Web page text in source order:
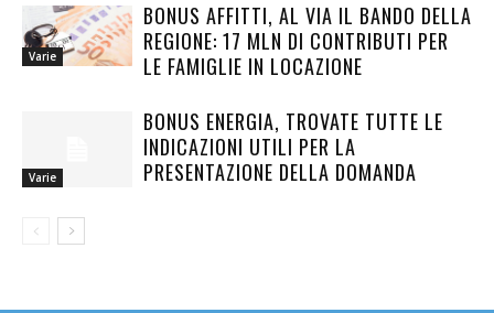
Varie
BONUS AFFITTI, AL VIA IL BANDO DELLA
REGIONE: 17 MLN DI CONTRIBUTI PER
LE FAMIGLIE IN LOCAZIONE
Varie
BONUS ENERGIA, TROVATE TUTTE LE
INDICAZIONI UTILI PER LA
PRESENTAZIONE DELLA DOMANDA